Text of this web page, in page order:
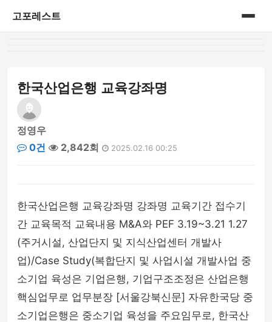
고포레스트
한국산업은행 교육강좌명
정영우
0건
2,842회 2025.02.16 00:25
한국산업은행 교육강좌명 강좌명 교육기간 접수기
간 교육목적 교육내용 M&A와 PEF 3.19~3.21 1.27
(주거시설, 산업단지 및 지식산업센터 개발사
업)/Case Study(복합단지 및 사업시설 개발사업 중
소기업 육성은 기업은행, 기업구조조정은 산업은행
핵심업무로 업무분장 [서울강북신문] 자유한국당 중
소기업은행은 중소기업 육성을 주요임무로, 한국산